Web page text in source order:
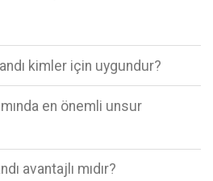
kimler için uygundur?
en önemli unsur
avantajlı mıdır?